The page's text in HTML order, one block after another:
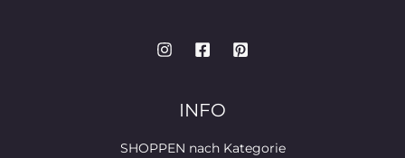
INFO
SHOPPEN nach Kategorie